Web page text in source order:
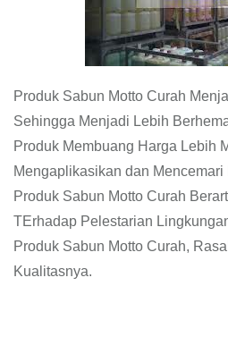
Produk Sabun Motto Curah
Sehingga Menjadi Lebih
Produk Membuang Harga Lebih
Mengaplikasikan dan
Produk Sabun Motto Curah
TErhadap Pelestarian
Produk Sabun Motto Curah,
Kualitasnya.